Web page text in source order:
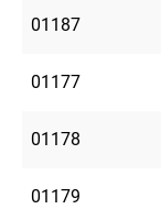
01187
01177
01178
01179